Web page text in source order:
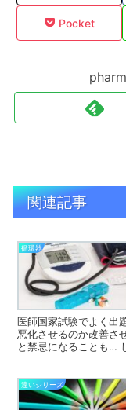
Pocket
関連記事
循環器
医師国家試験でよく出
悪化させるのか改善さ
と禁忌になることも…
違いシリーズ